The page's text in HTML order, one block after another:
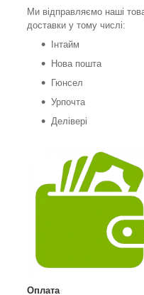
Ми відправляємо наші
доставки у тому числі:
Інтайм
Нова пошта
Гюнсел
Урпочта
Делівері
Оплата